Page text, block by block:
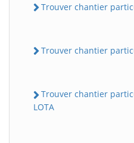
Trouver chantier
Trouver chantier
Trouver chantier
LOTA